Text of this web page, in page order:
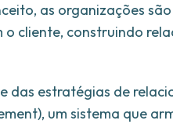
as organizações
cliente, construindo
das estratégias de
um sistema que